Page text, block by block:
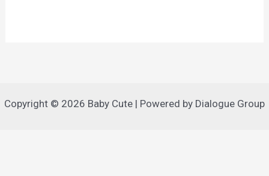
Copyright © 2026 Baby Cute | Powered by Dialogue Group